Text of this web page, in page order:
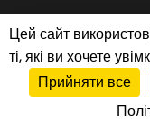
КОНСАЛТИНГ
© 2026 ТОВ
Цей сайт
ті, які ви хочете
Прийняти все